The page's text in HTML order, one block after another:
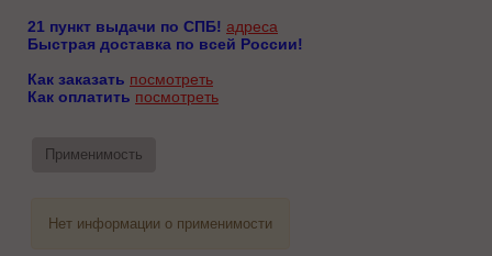
21 пункт выдачи по СПБ! адреса
Быстрая доставка по всей России!
Как заказать посмотреть
Как оплатить посмотреть
Применимость
Нет информации о применимости